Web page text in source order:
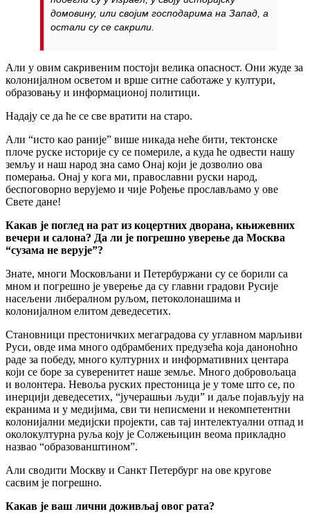
домовину, или својим господарима на Запад, а
остали су се сакрили.
Али у овим сакривеним постоји велика опасност. Они жуде за
колонијалном осветом и врше ситне саботаже у култури,
образовању и информационој политици.
Надају се да ће се све вратити на старо.
Али “исто као раније” више никада неће бити, тектонске
плоче руске историје су се помериле, а куда ће одвести нашу
земљу и наш народ зна само Онај који је дозволио ова
померања. Онај у кога ми, православни руски народ,
беспоговорно верујемо и чије Рођење прослављамо у ове
Свете дане!
Какав је поглед на рат из коцертних дворана, књижевних
вечери и салона? Да ли је погрешно уверење да Москва
“сузама не верује”?
Знате, многи Московљани и Петербуржани су се борили са
мном и погрешно је уверење да су главни градови Русије
насељени либералном руљом, петоколонашима и
колонијалном елитом деведесетих.
Становници престоничких мегаградова су углавном марљиви
Руси, овде има много одбрамбених предузећа која даноноћно
раде за победу, много културних и информативних центара
који се боре за суверенитет наше земље. Много добровољаца
и волонтера. Невоља руских престоница је у томе што се, по
инерцији деведесетих, “јучерашњи људи” и даље појављују на
екранима и у медијима, сви ти неписмени и некомпетентни
колонијални медијски пројекти, сав тај интелектуални отпад и
околокултурна руља коју је Солжењицин веома прикладно
назвао “образованштином”.
Али сводити Москву и Санкт Петербург на ове кругове
сасвим је погрешно.
Какав је ваш лични доживљај овог рата?